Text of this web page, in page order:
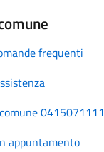
frequenti
0415071111
appuntamento